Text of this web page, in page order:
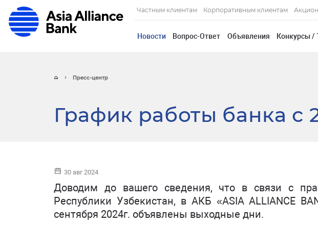
Частным клиентам Корпоративным клиентам
Новости Вопрос-Ответ Объявления Конкурсы /
Пресс-центр
График работы банка с
30 авг 2024
Доводим до вашего сведения, что в связи с
Республики Узбекистан, в АКБ «ASIA ALLIANCE
сентября 2024г. объявлены выходные дни.